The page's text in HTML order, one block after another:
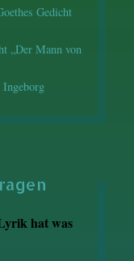
Gedicht
„Der Mann von
hat was